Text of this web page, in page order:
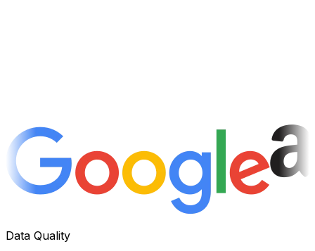
Data Quality